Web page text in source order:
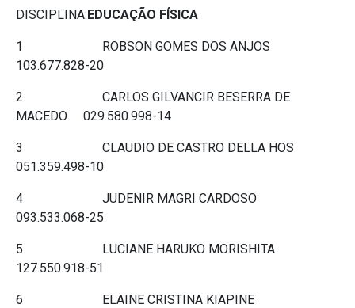
DISCIPLINA:EDUCAÇÃO FÍSICA
1 ROBSON GOMES DOS ANJOS
103.677.828-20
2 CARLOS GILVANCIR BESERRA DE
MACEDO 029.580.998-14
3 CLAUDIO DE CASTRO DELLA HOS
051.359.498-10
4 JUDENIR MAGRI CARDOSO
093.533.068-25
5 LUCIANE HARUKO MORISHITA
127.550.918-51
6 ELAINE CRISTINA KIAPINE